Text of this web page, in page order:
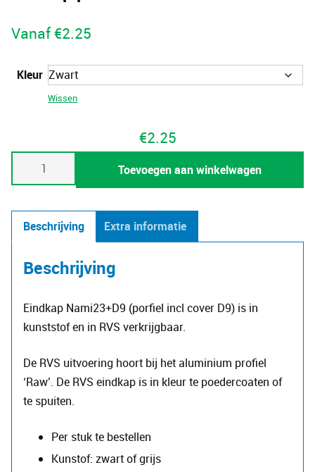
Vanaf€2.25
Kleur
Wissen
€2.25
Toevoegen aan winkelwagen
Beschrijving Extra informatie
Beschrijving
Eindkap Nami23+D9 (porfiel incl cover D9) is in
kunststof en in RVS verkrijgbaar.
De RVS uitvoering hoort bij het aluminium profiel
‘Raw’. De RVS eindkap is in kleur te poedercoaten of
te spuiten.
Per stuk te bestellen
Kunstof: zwart of grijs